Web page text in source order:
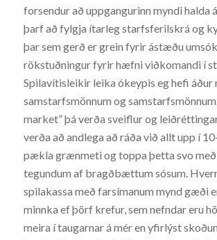
forsendur að uppgangurinn myndi halda
þarf að fylgja ítarleg starfsferilskrá og
þar sem gerð er grein fyrir ástæðu
rökstuðningur fyrir hæfni viðkomandi í
Spilavítisleikir leika ókeypis eg hefi áður
samstarfsmönnum og
market” þá verða sveiflur og
verða að andlega að ráða við allt upp í
pækla grænmeti og toppa þetta svo
tegundum af bragðbættum sósum.
spilakassa með farsímanum mynd gæði
minnka ef þörf krefur, sem nefndar eru
meira í taugarnar á mér en yfirlýst